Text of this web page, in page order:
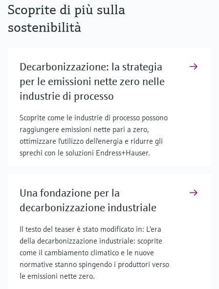
Scoprite di più sulla
sostenibilità
Decarbonizzazione: la strategia
per le emissioni nette zero nelle
industrie di processo
Scoprite come le industrie di processo possono
raggiungere emissioni nette pari a zero,
ottimizzare l'utilizzo dell'energia e ridurre gli
sprechi con le soluzioni Endress+Hauser.
Una fondazione per la
decarbonizzazione industriale
Il testo del teaser è stato modificato in: L'era
della decarbonizzazione industriale: scoprite
come il cambiamento climatico e le nuove
normative stanno spingendo i produttori verso
le emissioni nette zero.